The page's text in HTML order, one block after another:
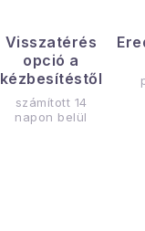
Visszatérés
opció a
kézbesítéstől
számított 14
napon belül